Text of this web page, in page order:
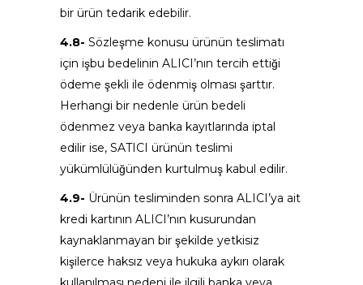
bir ürün tedarik edebilir.
4.8- Sözleşme konusu ürünün teslimatı
için işbu bedelinin ALICI’nın tercih ettiği
ödeme şekli ile ödenmiş olması şarttır.
Herhangi bir nedenle ürün bedeli
ödenmez veya banka kayıtlarında iptal
edilir ise, SATICI ürünün teslimi
yükümlülüğünden kurtulmuş kabul edilir.
4.9- Ürünün tesliminden sonra ALICI’ya ait
kredi kartının ALICI’nın kusurundan
kaynaklanmayan bir şekilde yetkisiz
kişilerce haksız veya hukuka aykırı olarak